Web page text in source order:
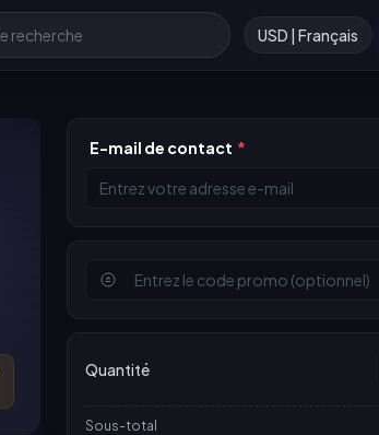
USD | Français
E-mail de contact *
Quantité
Sous-total